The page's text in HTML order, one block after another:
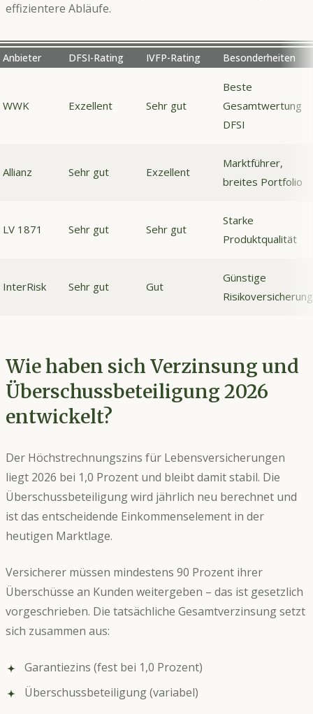
effizientere Abläufe.
Anbieter DFSI-Rating IVFP-Rating Besonderheiten
WWK Exzellent Sehr gut
Beste
Gesamtwertung
DFSI
Allianz Sehr gut Exzellent
Marktführer,
breites Portfolio
LV 1871 Sehr gut Sehr gut
Starke
Produktqualität
InterRisk Sehr gut Gut
Günstige
Risikoversicherung
Wie haben sich Verzinsung und
Überschussbeteiligung 2026
entwickelt?
Der Höchstrechnungszins für Lebensversicherungen
liegt 2026 bei 1,0 Prozent und bleibt damit stabil. Die
Überschussbeteiligung wird jährlich neu berechnet und
ist das entscheidende Einkommenselement in der
heutigen Marktlage.
Versicherer müssen mindestens 90 Prozent ihrer
Überschüsse an Kunden weitergeben – das ist gesetzlich
vorgeschrieben. Die tatsächliche Gesamtverzinsung setzt
sich zusammen aus:
Garantiezins (fest bei 1,0 Prozent)
Überschussbeteiligung (variabel)